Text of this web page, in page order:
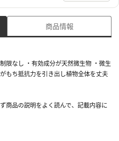
商品情報
限なし ・有効成分が天然微生物 ・微生
もち抵抗力を引き出し植物全体を丈夫
商品の説明をよく読んで、記載内容に